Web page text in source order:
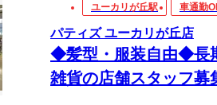
ユーカリが丘駅 車通勤
パティズ ユーカリが丘店
◆髪型・服装自由◆長
雑貨の店舗スタッフ